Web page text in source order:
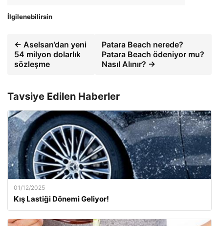
İlgilenebilirsin
← Aselsan’dan yeni
54 milyon dolarlık
sözleşme
Patara Beach nerede?
Patara Beach ödeniyor mu?
Nasıl Alınır? →
Tavsiye Edilen Haberler
01/12/2025
Kış Lastiği Dönemi Geliyor!